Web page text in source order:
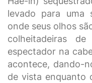
levado para uma
onde seus olhos
colheitadeiras
espectador na
acontece, dando-
de vista enquanto